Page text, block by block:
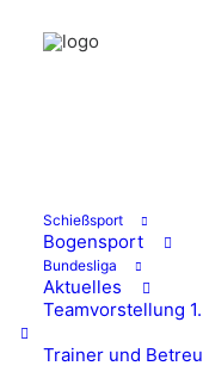
Schießsport
Bogensport
Bundesliga
Aktuelles
Teamvorstellung
Trainer und
in